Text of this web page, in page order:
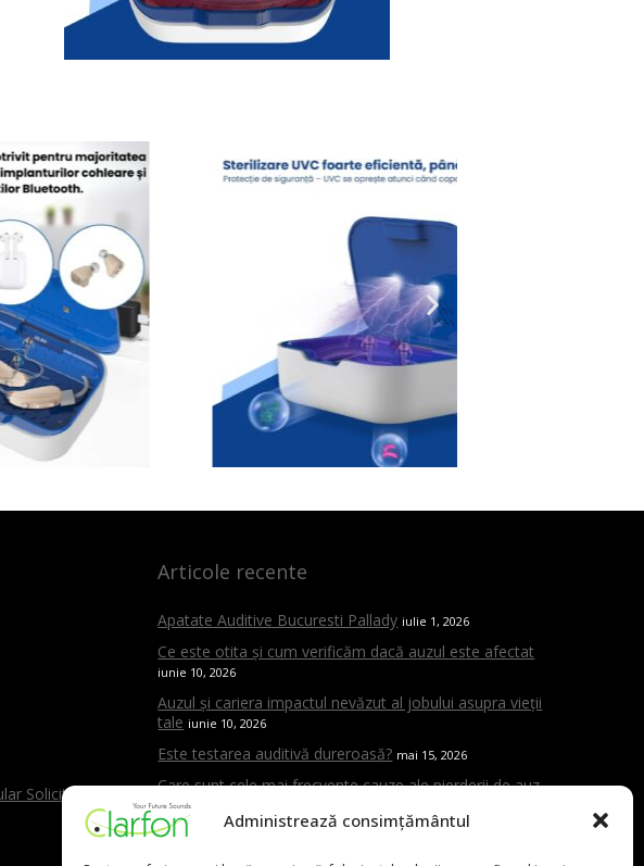
Administrează consimțământul
Solicitări)
Articole recente
Apatate Auditive Bucuresti Pallady iulie 1, 2026
Ce este otita și cum verificăm dacă auzul este afectat
iunie 10, 2026
Auzul și cariera impactul nevăzut al jobului asupra vieții
tale iunie 10, 2026
Este testarea auditivă dureroasă? mai 15, 2026
Care sunt cele mai frecvente cauze ale pierderii de auz
mai 15, 2026
Cand trebuie sa mergi la ORL mai 15, 2026